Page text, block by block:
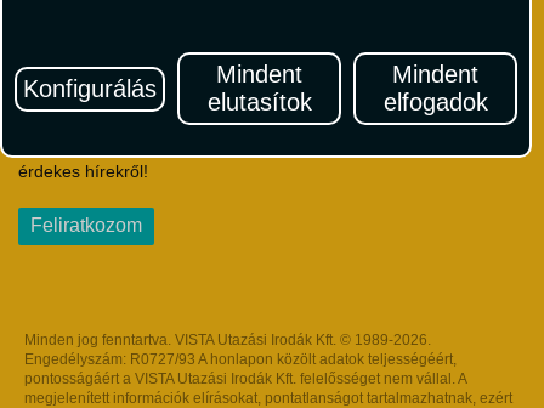
Konfigurálás
Mindent
elutasítok
Mindent
elfogadok
Hírlevél
Iratkozzon fel Magyarország egyik legszínesebb utazási
érdekes hírekről!
Feliratkozom
Minden jog fenntartva. VISTA Utazási Irodák Kft. © 1989-2026.
Engedélyszám: R0727/93 A honlapon közölt adatok teljességéért,
pontosságáért a VISTA Utazási Irodák Kft. felelősséget nem vállal. A
megjelenített információk elírásokat, pontatlanságot tartalmazhatnak, ezért